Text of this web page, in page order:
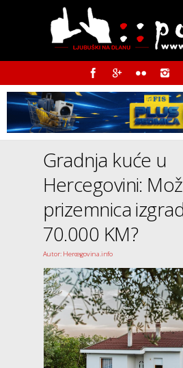
Gradnja kuće u
Hercegovini:
prizemnica
70.000 KM?
Autor: Hercegovina.info